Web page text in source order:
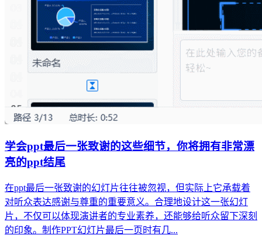
学会ppt最后一张致谢的这些细节，你将拥有非常漂
亮的ppt结尾
在ppt最后一张致谢的幻灯片往往被忽视，但实际上它承载着
对听众表达感谢与尊重的重要意义。合理地设计这一张幻灯
片，不仅可以体现演讲者的专业素养，还能够给听众留下深刻
的印象。制作PPT幻灯片最后一页时有几...